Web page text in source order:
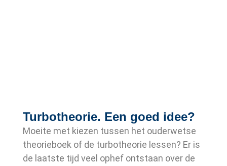
Turbotheorie. Een goed idee?
Moeite met kiezen tussen het ouderwetse
theorieboek of de turbotheorie lessen? Er is
de laatste tijd veel ophef ontstaan over de